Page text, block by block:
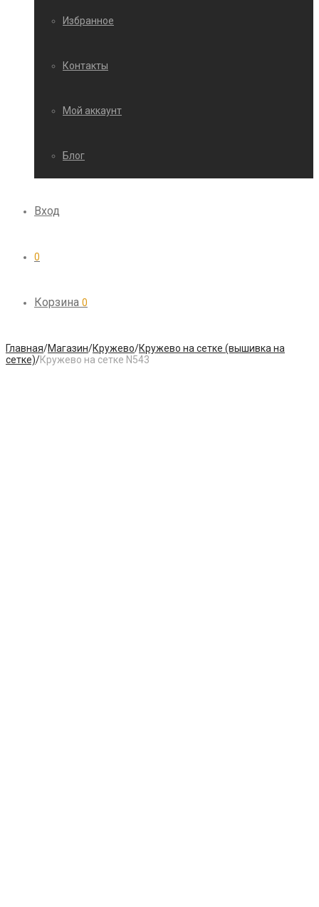
Избранное
Контакты
Мой аккаунт
Блог
Вход
0
Корзина 0
Главная/Магазин/Кружево/Кружево на сетке (вышивка на
сетке)/Кружево на сетке N543